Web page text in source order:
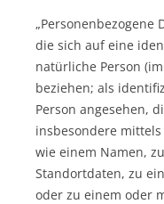
„Personenbezogene
die sich auf eine
natürliche Person
beziehen; als
Person angesehen,
insbesondere
wie einem Namen,
Standortdaten, zu
oder zu einem oder